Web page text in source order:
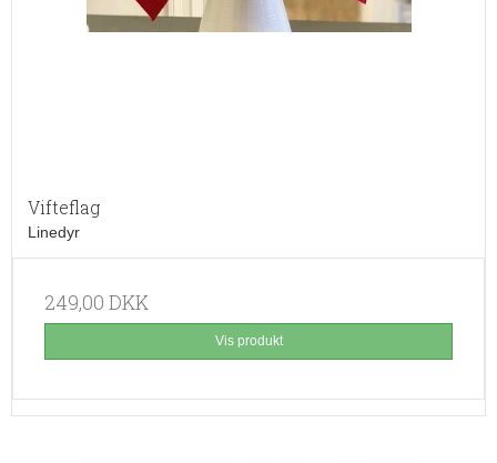
Vifteflag
Linedyr
249,00 DKK
Vis produkt